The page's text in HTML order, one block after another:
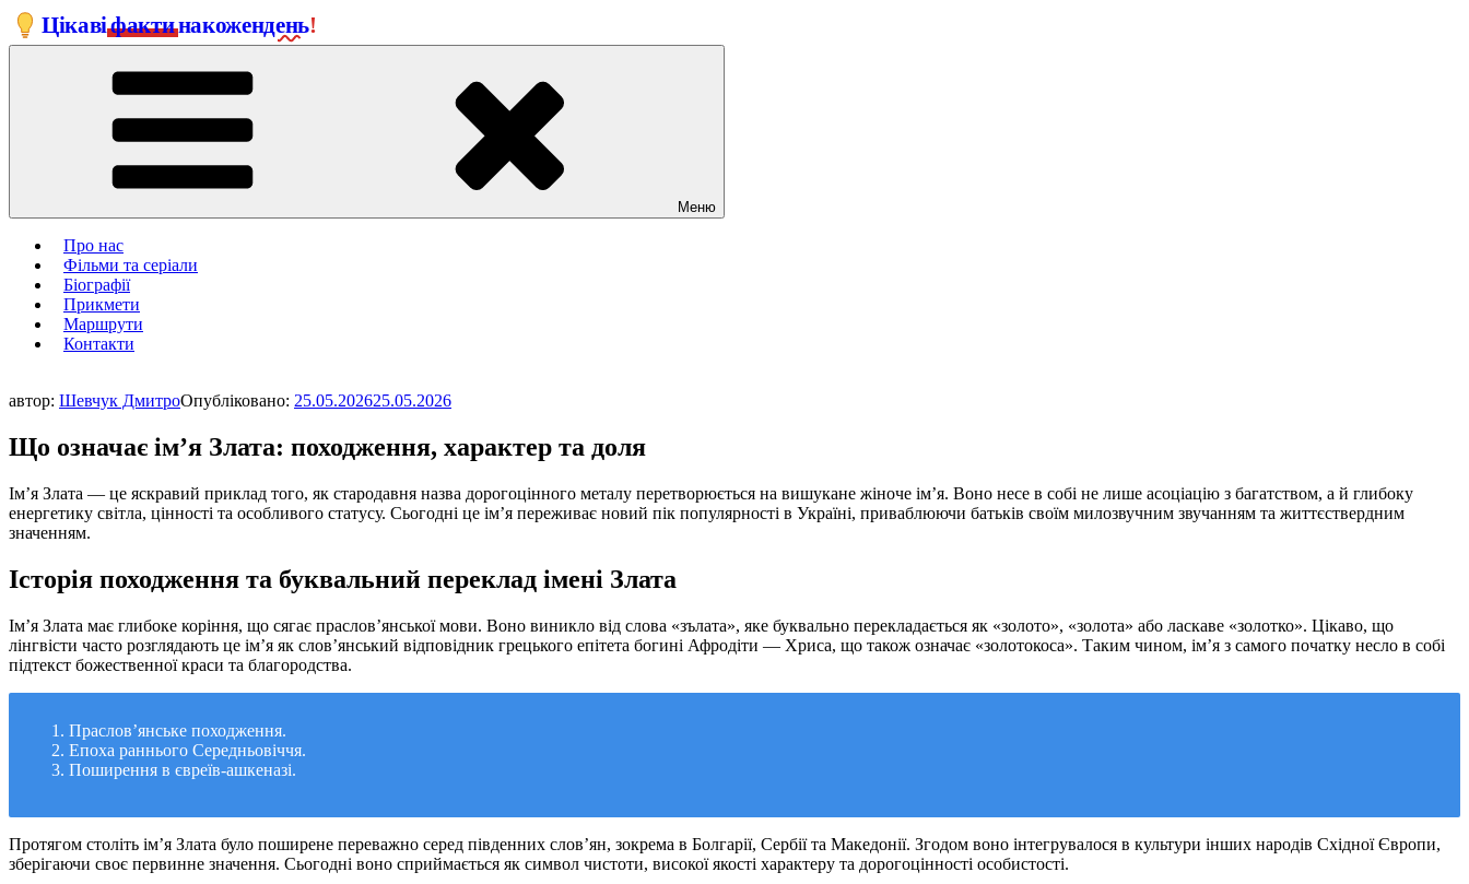
Перейти
до
Цікавіфактинакожендень!
Меню
Про нас
Фільми та серіали
Біографії
Прикмети
Маршрути
Контакти
автор: Шевчук ДмитроОпубліковано: 25.05.202625.05.2026
Що означає ім’я Злата: походження, характер та доля
Ім’я Злата — це яскравий приклад того, як стародавня назва дорогоцінного металу перетворюється на вишукане жіноче ім’я. Воно несе в собі не лише асоціацію з багатством, а й глибоку
енергетику світла, цінності та особливого статусу. Сьогодні це ім’я переживає новий пік популярності в Україні, приваблюючи батьків своїм милозвучним звучанням та життєствердним
значенням.
Історія походження та буквальний переклад імені Злата
Ім’я Злата має глибоке коріння, що сягає праслов’янської мови. Воно виникло від слова «зълата», яке буквально перекладається як «золото», «золота» або ласкаве «золотко». Цікаво, що
лінгвісти часто розглядають це ім’я як слов’янський відповідник грецького епітета богині Афродіти — Хриса, що також означає «золотокоса». Таким чином, ім’я з самого початку несло в собі
підтекст божественної краси та благородства.
Праслов’янське походження.
Епоха раннього Середньовіччя.
Поширення в євреїв-ашкеназі.
Протягом століть ім’я Злата було поширене переважно серед південних слов’ян, зокрема в Болгарії, Сербії та Македонії. Згодом воно інтегрувалося в культури інших народів Східної Європи,
зберігаючи своє первинне значення. Сьогодні воно сприймається як символ чистоти, високої якості характеру та дорогоцінності особистості.